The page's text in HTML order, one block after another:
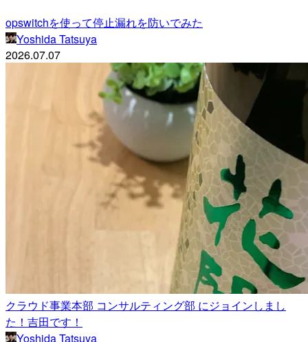
opswitchを使って停止漏れを防いでみた
Yoshida Tatsuya
2026.07.07
クラウド事業本部 コンサルティング部 にジョインしまし
た！吉田です！
Yoshida Tatsuya